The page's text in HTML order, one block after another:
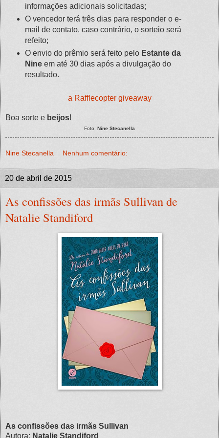
informações adicionais solicitadas;
O vencedor terá três dias para responder o e-
mail de contato, caso contrário, o sorteio será
refeito;
O envio do prêmio será feito pelo Estante da
Nineem até 30 dias após a divulgação do
resultado.
a Rafflecopter giveaway
Boa sorte e beijos!
Foto: Nine Stecanella
Nine Stecanella Nenhum comentário:
20 de abril de 2015
As confissões das irmãs Sullivan de
Natalie Standiford
As confissões das irmãs Sullivan
Autora: Natalie Standiford